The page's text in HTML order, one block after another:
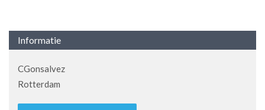
Informatie
CGonsalvez
Rotterdam